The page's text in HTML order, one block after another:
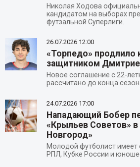
Николая Ходова
кандидатом на выборах
футзальной Суперлиги.
26.07.2026 12:00
«Торпедо» продлило
защитником
Новое соглашение с 22-
рассчитано до конца
24.07.2026 17:00
Нападающий Бобер
«Крыльев Советов»
Новгород»
Молодой футболист имеет
РПЛ, Кубке России и